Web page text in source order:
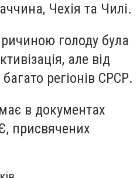
Чехія та Чилі.
голоду була
але від
регіонів СРСР.
в документах
присвячених